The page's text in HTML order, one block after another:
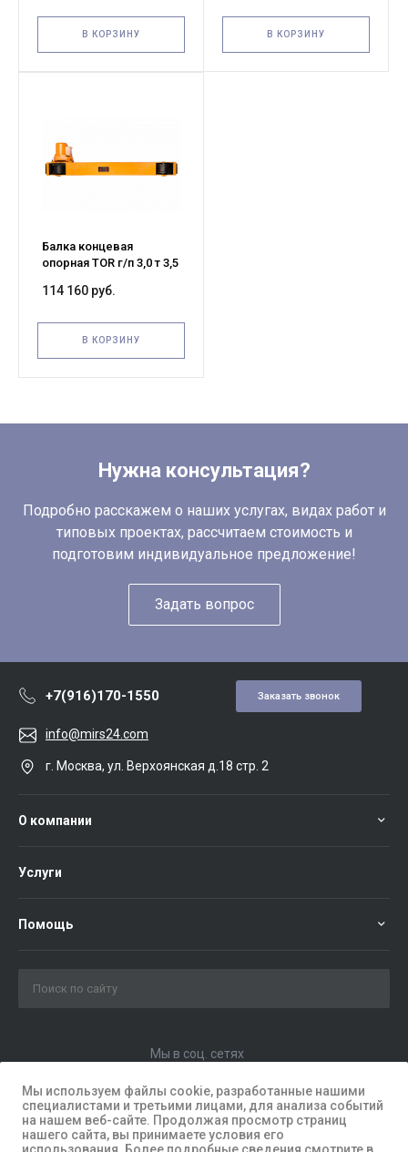
Мы используем файлы cookie, разработанные нашими
специалистами и третьими лицами, для анализа событий
на нашем веб-сайте. Продолжая просмотр страниц
нашего сайта, вы принимаете условия его
В КОРЗИНУ В КОРЗИНУ
Балка концевая
опорная TOR г/п 3,0 т 3,5
114 160 руб.
В КОРЗИНУ
Нужна консультация?
Подробно расскажем о наших услугах, видах работ и
типовых проектах, рассчитаем стоимость и
подготовим индивидуальное предложение!
Задать вопрос
+7(916)170-1550 Заказать звонок
info@mirs24.com
г. Москва, ул. Верхоянская д.18 стр. 2
О компании
Услуги
Помощь
Мы в соц. сетях